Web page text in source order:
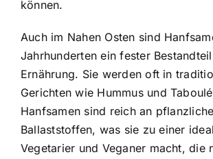
können.
Auch im Nahen Osten sind
Jahrhunderten ein fester
Ernährung. Sie werden oft in
Gerichten wie Hummus und
Hanfsamen sind reich an
Ballaststoffen, was sie zu einer
Vegetarier und Veganer macht, die